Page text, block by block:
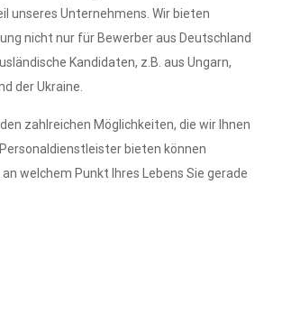
unseres Unternehmens. Wir bieten
nicht nur für Bewerber aus Deutschland
Kandidaten, z.B. aus Ungarn,
der Ukraine.
zahlreichen Möglichkeiten, die wir Ihnen
bieten können
welchem Punkt Ihres Lebens Sie gerade